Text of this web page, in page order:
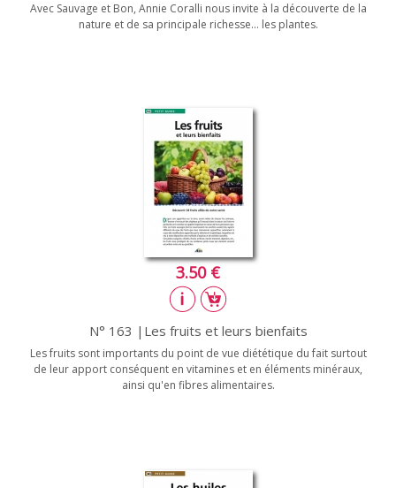
Avec Sauvage et Bon, Annie Coralli nous invite à la découverte de la
nature et de sa principale richesse… les plantes.
3.50 €
N° 163 |Les fruits et leurs bienfaits
Les fruits sont importants du point de vue diététique du fait surtout
de leur apport conséquent en vitamines et en éléments minéraux,
ainsi qu'en fibres alimentaires.